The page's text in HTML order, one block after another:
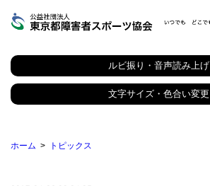
都
障
害
者
ス
協
ルビ振り・音声読み上げ
文字サイズ・色合い変更
ホーム トピックス